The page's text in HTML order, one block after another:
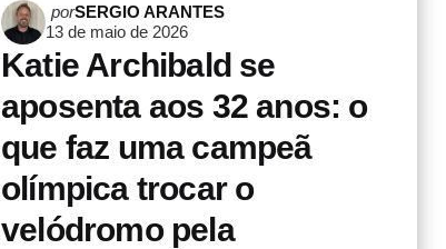
Postado
por
porSERGIO ARANTES
13 de maio de 2026
Katie Archibald se
aposenta aos 32 anos: o
que faz uma campeã
olímpica trocar o
velódromo pela